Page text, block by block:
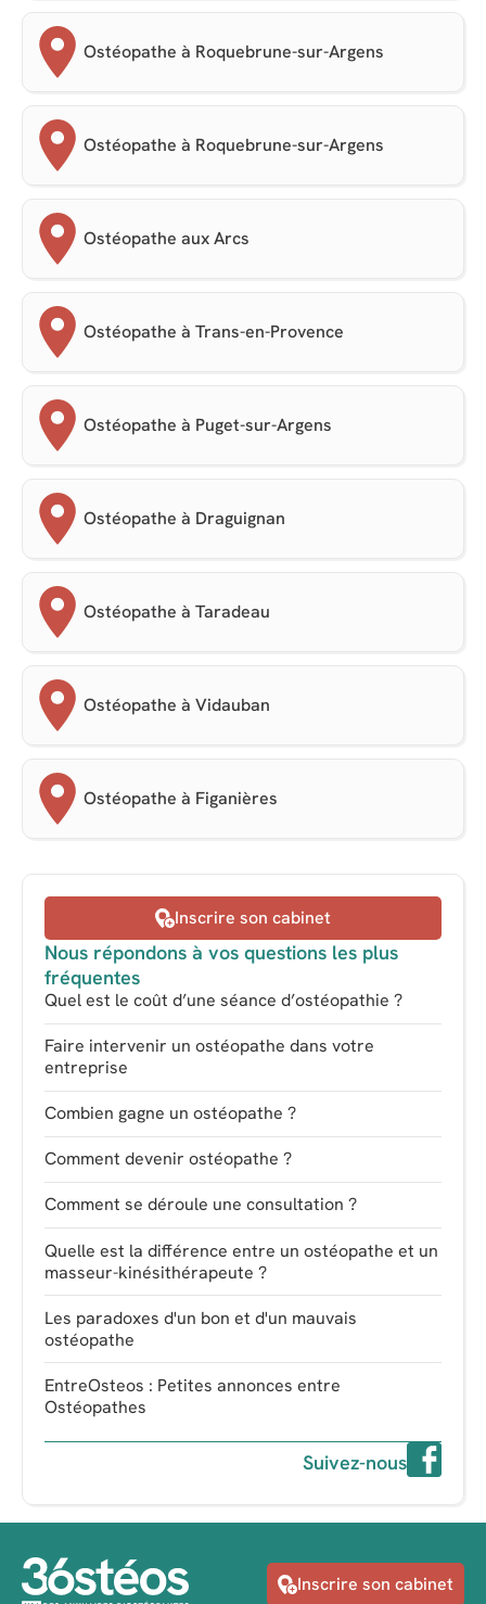
Ostéopathe à Roquebrune-sur-Argens
Ostéopathe à Roquebrune-sur-Argens
Ostéopathe aux Arcs
Ostéopathe à Trans-en-Provence
Ostéopathe à Puget-sur-Argens
Ostéopathe à Draguignan
Ostéopathe à Taradeau
Ostéopathe à Vidauban
Ostéopathe à Figanières
Inscrire son cabinet
Nous répondons à vos questions les plus
fréquentes
Quel est le coût d’une séance d’ostéopathie ?
Faire intervenir un ostéopathe dans votre
entreprise
Combien gagne un ostéopathe ?
Comment devenir ostéopathe ?
Comment se déroule une consultation ?
Quelle est la différence entre un ostéopathe et un
masseur-kinésithérapeute ?
Les paradoxes d'un bon et d'un mauvais
ostéopathe
EntreOsteos : Petites annonces entre
Ostéopathes
Suivez-nous
Inscrire son cabinet